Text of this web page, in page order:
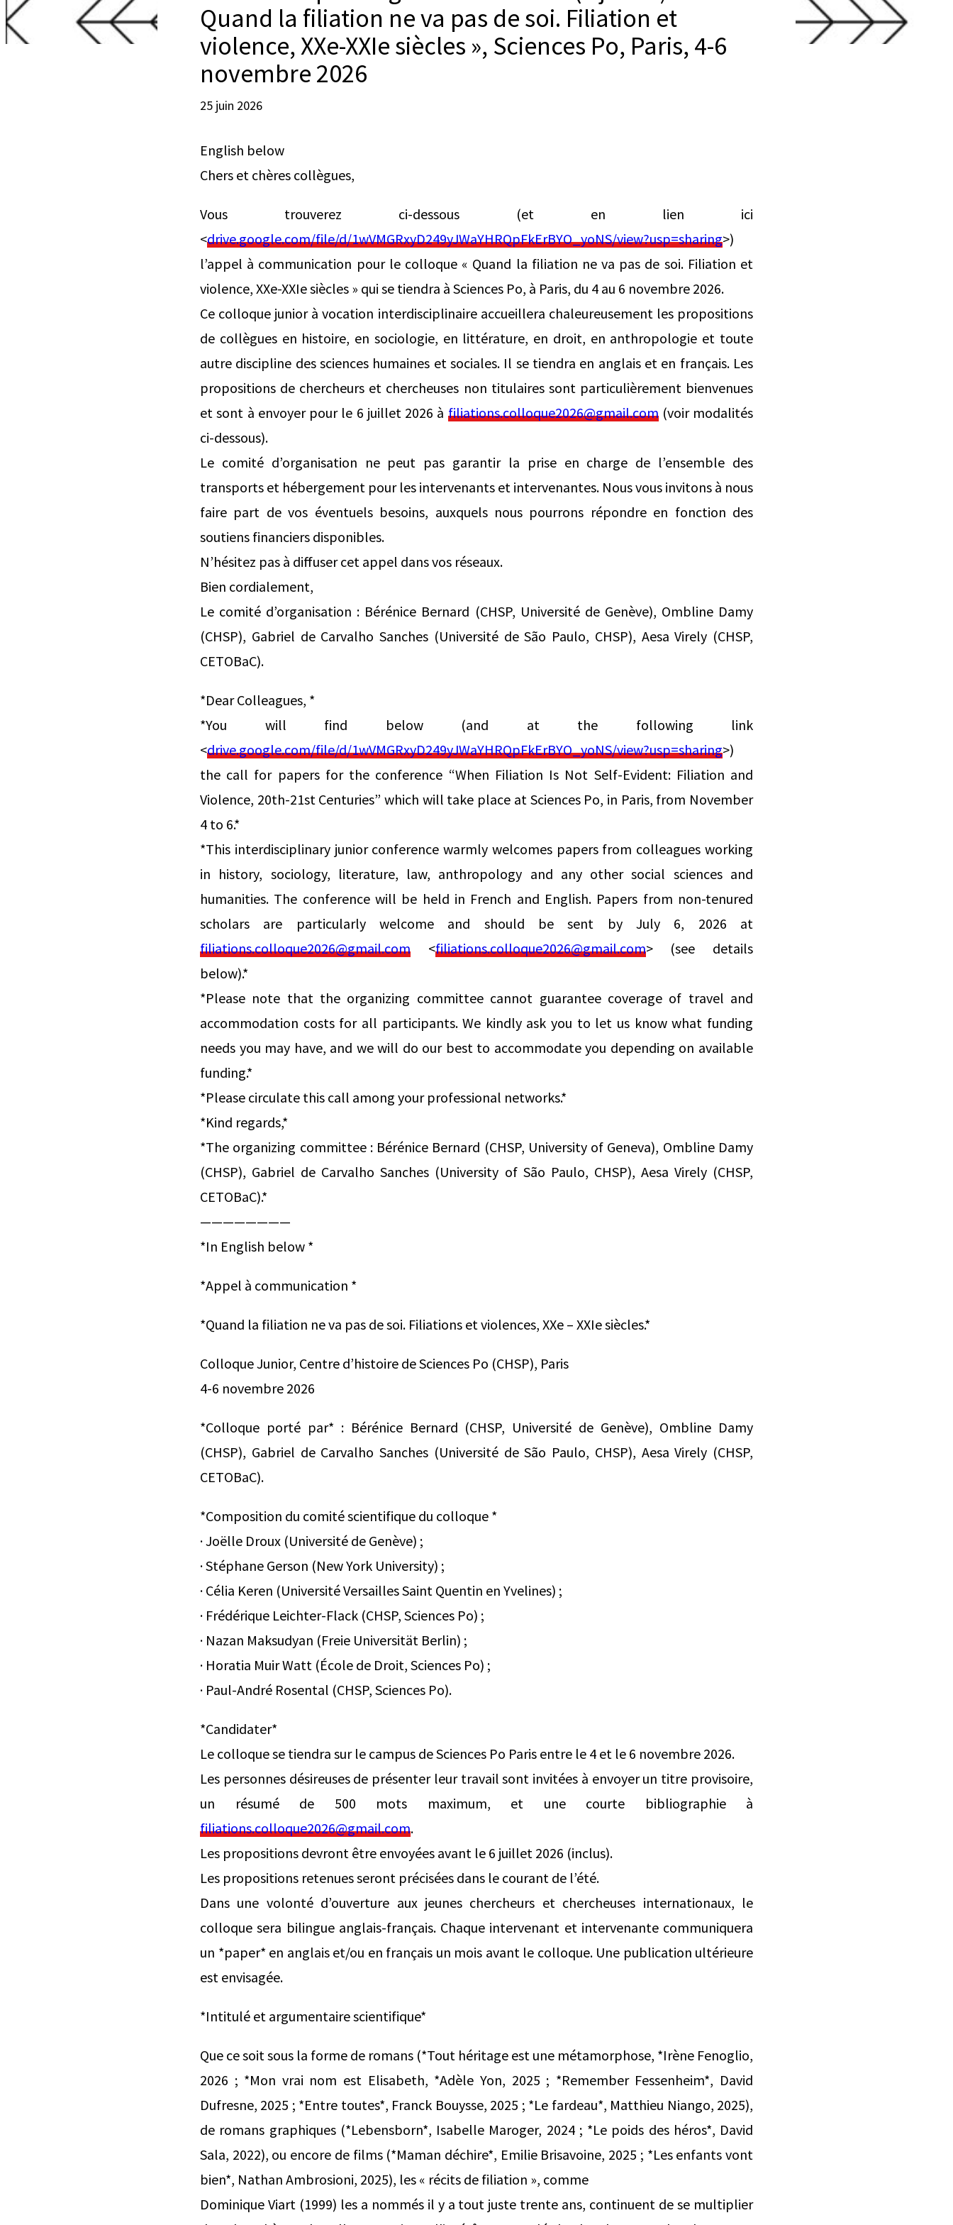
Quand la filiation ne va pas de soi. Filiation et
violence, XXe-XXIe siècles », Sciences Po, Paris, 4-6
novembre 2026
25 juin 2026
English below
Chers et chères collègues,
Vous trouverez ci-dessous (et en lien ici
<drive.google.com/file/d/1wVMGRxyD249yJWaYHRQpFkErBYO_yoNS/view?usp=sharing>)
l’appel à communication pour le colloque « Quand la filiation ne va pas de soi. Filiation et
violence, XXe-XXIe siècles » qui se tiendra à Sciences Po, à Paris, du 4 au 6 novembre 2026.
Ce colloque junior à vocation interdisciplinaire accueillera chaleureusement les propositions
de collègues en histoire, en sociologie, en littérature, en droit, en anthropologie et toute
autre discipline des sciences humaines et sociales. Il se tiendra en anglais et en français. Les
propositions de chercheurs et chercheuses non titulaires sont particulièrement bienvenues
et sont à envoyer pour le 6 juillet 2026 à filiations.colloque2026@gmail.com(voir modalités
ci-dessous).
Le comité d’organisation ne peut pas garantir la prise en charge de l’ensemble des
transports et hébergement pour les intervenants et intervenantes. Nous vous invitons à nous
faire part de vos éventuels besoins, auxquels nous pourrons répondre en fonction des
soutiens financiers disponibles.
N’hésitez pas à diffuser cet appel dans vos réseaux.
Bien cordialement,
Le comité d’organisation : Bérénice Bernard (CHSP, Université de Genève), Ombline Damy
(CHSP), Gabriel de Carvalho Sanches (Université de São Paulo, CHSP), Aesa Virely (CHSP,
CETOBaC).
*Dear Colleagues, *
*You will find below (and at the following link
<drive.google.com/file/d/1wVMGRxyD249yJWaYHRQpFkErBYO_yoNS/view?usp=sharing>)
the call for papers for the conference “When Filiation Is Not Self-Evident: Filiation and
Violence, 20th-21st Centuries” which will take place at Sciences Po, in Paris, from November
4 to 6.*
*This interdisciplinary junior conference warmly welcomes papers from colleagues working
in history, sociology, literature, law, anthropology and any other social sciences and
humanities. The conference will be held in French and English. Papers from non-tenured
scholars are particularly welcome and should be sent by July 6, 2026 at
filiations.colloque2026@gmail.com <filiations.colloque2026@gmail.com> (see details
below).*
*Please note that the organizing committee cannot guarantee coverage of travel and
accommodation costs for all participants. We kindly ask you to let us know what funding
needs you may have, and we will do our best to accommodate you depending on available
funding.*
*Please circulate this call among your professional networks.*
*Kind regards,*
*The organizing committee : Bérénice Bernard (CHSP, University of Geneva), Ombline Damy
(CHSP), Gabriel de Carvalho Sanches (University of São Paulo, CHSP), Aesa Virely (CHSP,
CETOBaC).*
————————
*In English below *
*Appel à communication *
*Quand la filiation ne va pas de soi. Filiations et violences, XXe – XXIe siècles.*
Colloque Junior, Centre d’histoire de Sciences Po (CHSP), Paris
4-6 novembre 2026
*Colloque porté par* : Bérénice Bernard (CHSP, Université de Genève), Ombline Damy
(CHSP), Gabriel de Carvalho Sanches (Université de São Paulo, CHSP), Aesa Virely (CHSP,
CETOBaC).
*Composition du comité scientifique du colloque *
· Joëlle Droux (Université de Genève) ;
· Stéphane Gerson (New York University) ;
· Célia Keren (Université Versailles Saint Quentin en Yvelines) ;
· Frédérique Leichter-Flack (CHSP, Sciences Po) ;
· Nazan Maksudyan (Freie Universität Berlin) ;
· Horatia Muir Watt (École de Droit, Sciences Po) ;
· Paul-André Rosental (CHSP, Sciences Po).
*Candidater*
Le colloque se tiendra sur le campus de Sciences Po Paris entre le 4 et le 6 novembre 2026.
Les personnes désireuses de présenter leur travail sont invitées à envoyer un titre provisoire,
un résumé de 500 mots maximum, et une courte bibliographie à
filiations.colloque2026@gmail.com.
Les propositions devront être envoyées avant le 6 juillet 2026 (inclus).
Les propositions retenues seront précisées dans le courant de l’été.
Dans une volonté d’ouverture aux jeunes chercheurs et chercheuses internationaux, le
colloque sera bilingue anglais-français. Chaque intervenant et intervenante communiquera
un *paper* en anglais et/ou en français un mois avant le colloque. Une publication ultérieure
est envisagée.
*Intitulé et argumentaire scientifique*
Que ce soit sous la forme de romans (*Tout héritage est une métamorphose, *Irène Fenoglio,
2026 ; *Mon vrai nom est Elisabeth, *Adèle Yon, 2025 ; *Remember Fessenheim*, David
Dufresne, 2025 ; *Entre toutes*, Franck Bouysse, 2025 ; *Le fardeau*, Matthieu Niango, 2025),
de romans graphiques (*Lebensborn*, Isabelle Maroger, 2024 ; *Le poids des héros*, David
Sala, 2022), ou encore de films (*Maman déchire*, Emilie Brisavoine, 2025 ; *Les enfants vont
bien*, Nathan Ambrosioni, 2025), les « récits de filiation », comme
Dominique Viart (1999) les a nommés il y a tout juste trente ans, continuent de se multiplier